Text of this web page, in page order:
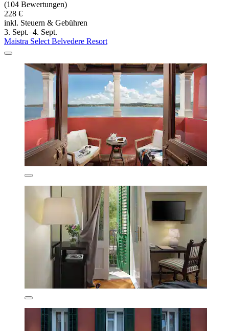
(104 Bewertungen)
228 €
inkl. Steuern & Gebühren
3. Sept.–4. Sept.
Maistra Select Belvedere Resort